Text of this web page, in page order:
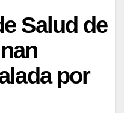
Salud de
por